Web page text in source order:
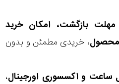
رایگان، ۳۰ روز مهلت بازگشت، امکان خرید
، خریدی مطمئن و بدون
،